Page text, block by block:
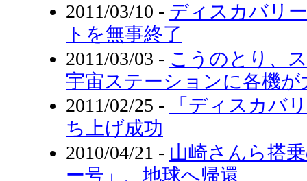
2011/03/10 - ディスカバリ
トを無事終了
2011/03/03 - こうのとり、
宇宙ステーションに各機が
2011/02/25 -
「ディスカバ
ち上げ成功
2010/04/21 - 山崎さんら搭
ー号」、地球へ帰還